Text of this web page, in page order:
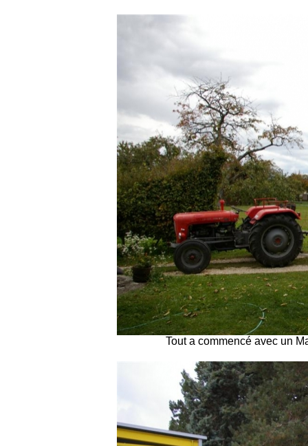
Tout a commencé avec un